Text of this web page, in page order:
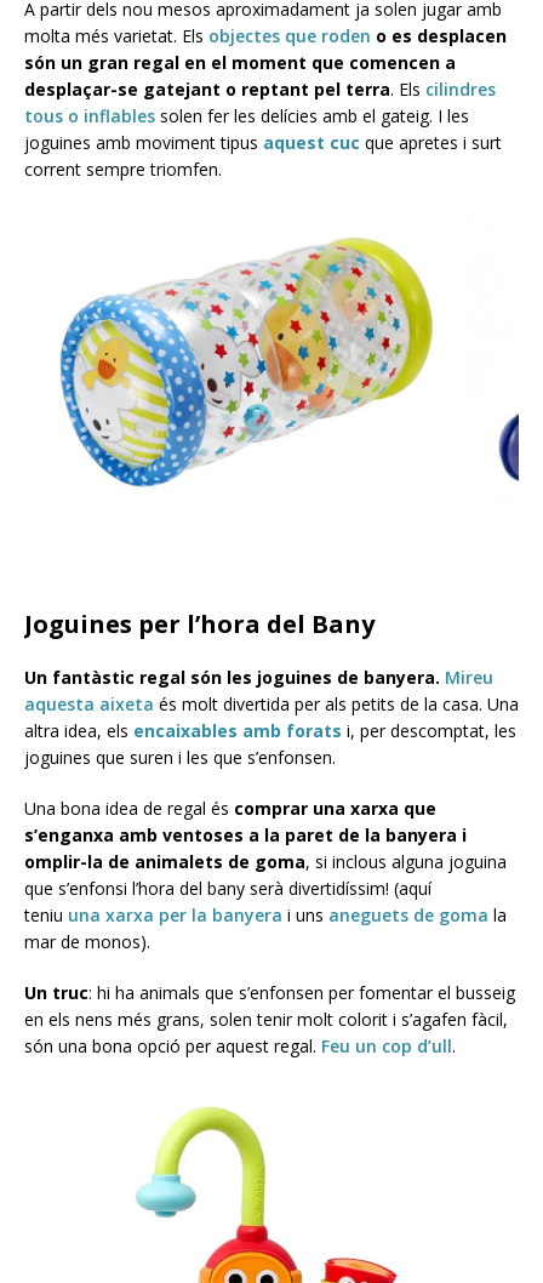
A partir dels nou mesos aproximadament ja solen jugar amb
molta més varietat. Els objectes que roden o es desplacen
són un gran regal en el moment que comencen a
desplaçar-se gatejant o reptant pel terra. Els cilindres
tous o inflables solen fer les delícies amb el gateig. I les
joguines amb moviment tipus aquest cuc que apretes i surt
corrent sempre triomfen.
Joguines per l’hora del Bany
Un fantàstic regal són les joguines de banyera. Mireu
aquesta aixeta és molt divertida per als petits de la casa. Una
altra idea, els encaixables amb forats i, per descomptat, les
joguines que suren i les que s’enfonsen.
Una bona idea de regal és comprar una xarxa que
s’enganxa amb ventoses a la paret de la banyera i
omplir-la de animalets de goma, si inclous alguna joguina
que s’enfonsi l’hora del bany serà divertidíssim! (aquí
teniu una xarxa per la banyera i uns aneguets de goma la
mar de monos).
Un truc: hi ha animals que s’enfonsen per fomentar el busseig
en els nens més grans, solen tenir molt colorit i s’agafen fàcil,
són una bona opció per aquest regal. Feu un cop d’ull.